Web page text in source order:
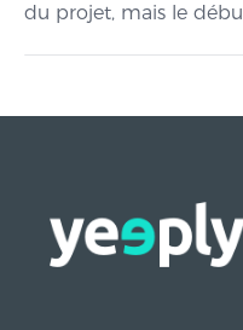
du projet, mais le